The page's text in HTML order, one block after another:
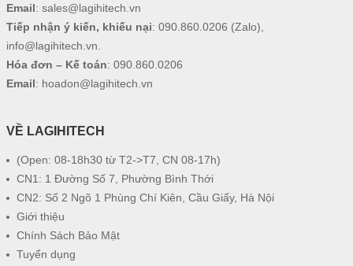
Email: sales@lagihitech.vn
Tiếp nhận ý kiến, khiếu nại: 090.860.0206 (Zalo),
info@lagihitech.vn
Hóa đơn – Kế toán: 090.860.0206
Email: hoadon@lagihitech.vn
VỀ LAGIHITECH
(Open: 08-18h30 từ T2->T7, CN 08-17h)
CN1: 1 Đường Số 7, Phường Bình Thới
CN2: Số 2 Ngõ 1 Phùng Chí Kiên, Cầu Giấy, Hà Nội
Giới thiệu
Chính Sách Bảo Mật
Tuyển dụng